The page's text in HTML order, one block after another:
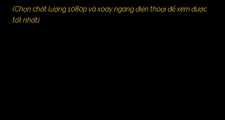
(Chọn chất lượng 1080p và xoay ngang điện thoại để xem được
tốt nhất)